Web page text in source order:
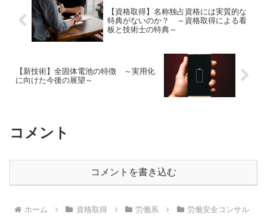
【資格取得】名称独占資格には実質的な
特典がないのか？ ～資格取得による看
板と技術士の特典～
【新技術】全固体電池の特徴 ～実用化
に向けた今後の展望～
コメント
コメントを書き込む
ホーム 資格取得 労働系
労働安全コンサル